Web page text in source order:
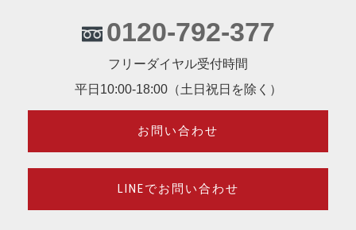
0120-792-377
フリーダイヤル受付時間
平日10:00-18:00（土日祝日を除く）
お問い合わせ
LINEでお問い合わせ